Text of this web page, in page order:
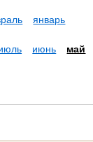
январь
июнь май